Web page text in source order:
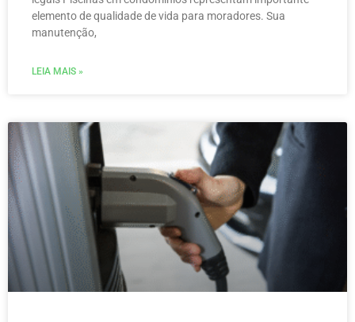
elemento de qualidade de vida para moradores. Sua
manutenção,
LEIA MAIS »